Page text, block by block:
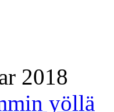
2018
yöllä